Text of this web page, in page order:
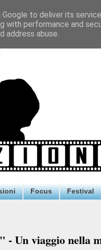
Focus Festival
Un viaggio nella
to deliver its
with performance and
address abuse.